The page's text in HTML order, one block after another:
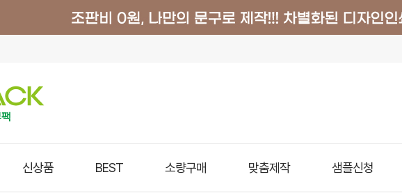
신상품 BEST 소량구매 맞춤제작 샘플신청